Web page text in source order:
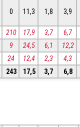
0 11,3 1,8 3,9
210 17,9 3,7
6,7
9 24,5 6,1
12,2
24 12,4 2,3
4,3
243 17,5 3,7 6,8